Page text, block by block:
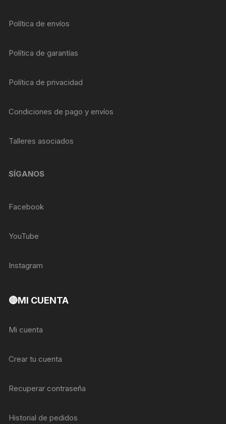
Política de envíos
Política de garantías
Política de privacidad
Condiciones de pago y envíos
Talleres asociados
SÍGANOS
Facebook
YouTube
Instagram
🔴MI CUENTA
Mi cuenta
Crear tu cuenta
Recuperar contraseña
Historial de pedidos